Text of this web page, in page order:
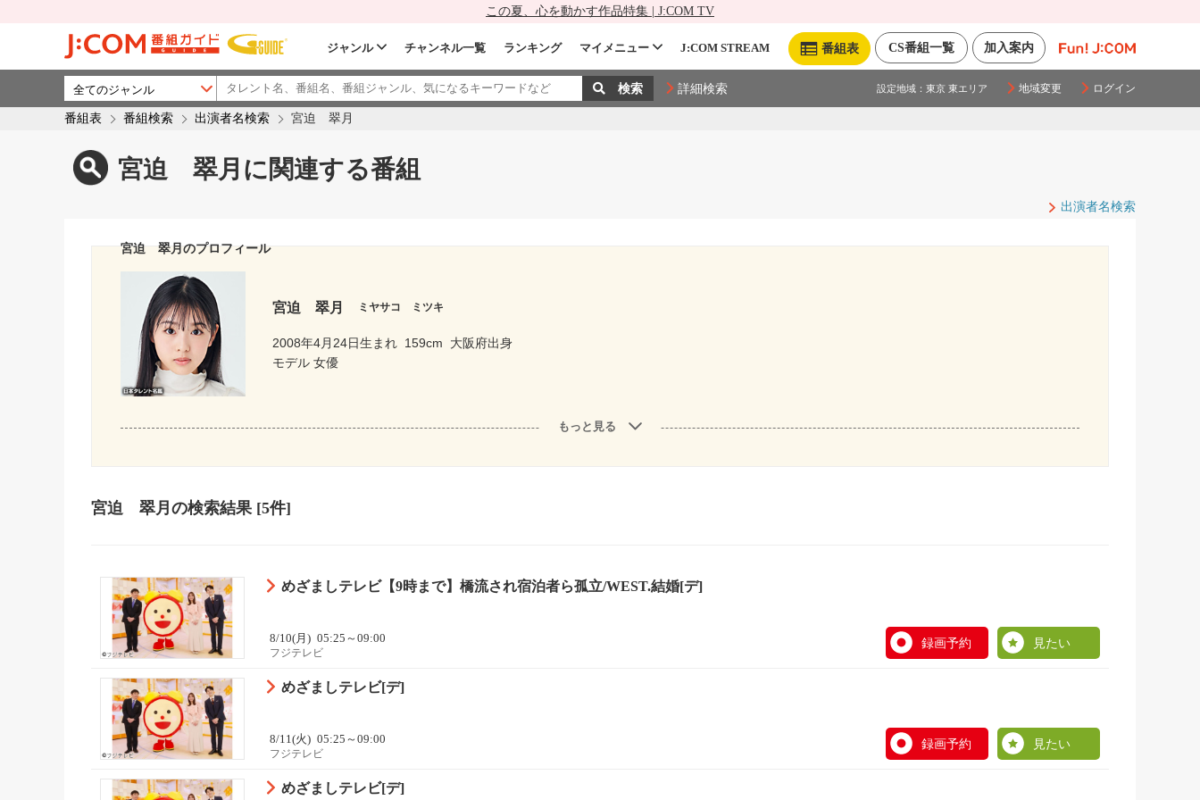
この夏、心を動かす作品特集 | J:COM TV
加入案内
CS番組一覧
番組表
ジャンル チャンネル一覧 ランキング マイメニュー J:COM STREAM
詳細検索 設定地域： 東京 東エリア 地域変更 ログイン
番組表 番組検索 出演者名検索 宮迫 翠月
宮迫 翠月に関連する番組
出演者名検索
宮迫 翠月のプロフィール
宮迫 翠月 ミヤサコ ミツキ
2008年4月24日生まれ 159cm
大阪府出身
モデル 女優
もっと見る
宮迫 翠月 の検索結果 [5件]
めざましテレビ【9時まで】橋流され宿泊者ら孤立/WEST.結婚[デ]
8/10(月) 05:25～09:00
フジテレビ
録画予約 見たい
めざましテレビ[デ]
8/11(火) 05:25～09:00
フジテレビ
録画予約 見たい
めざましテレビ[デ]